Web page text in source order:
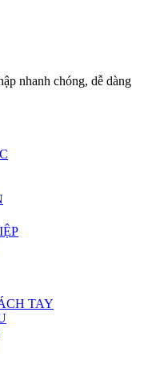
nhanh chóng, dễ dàng
TAY